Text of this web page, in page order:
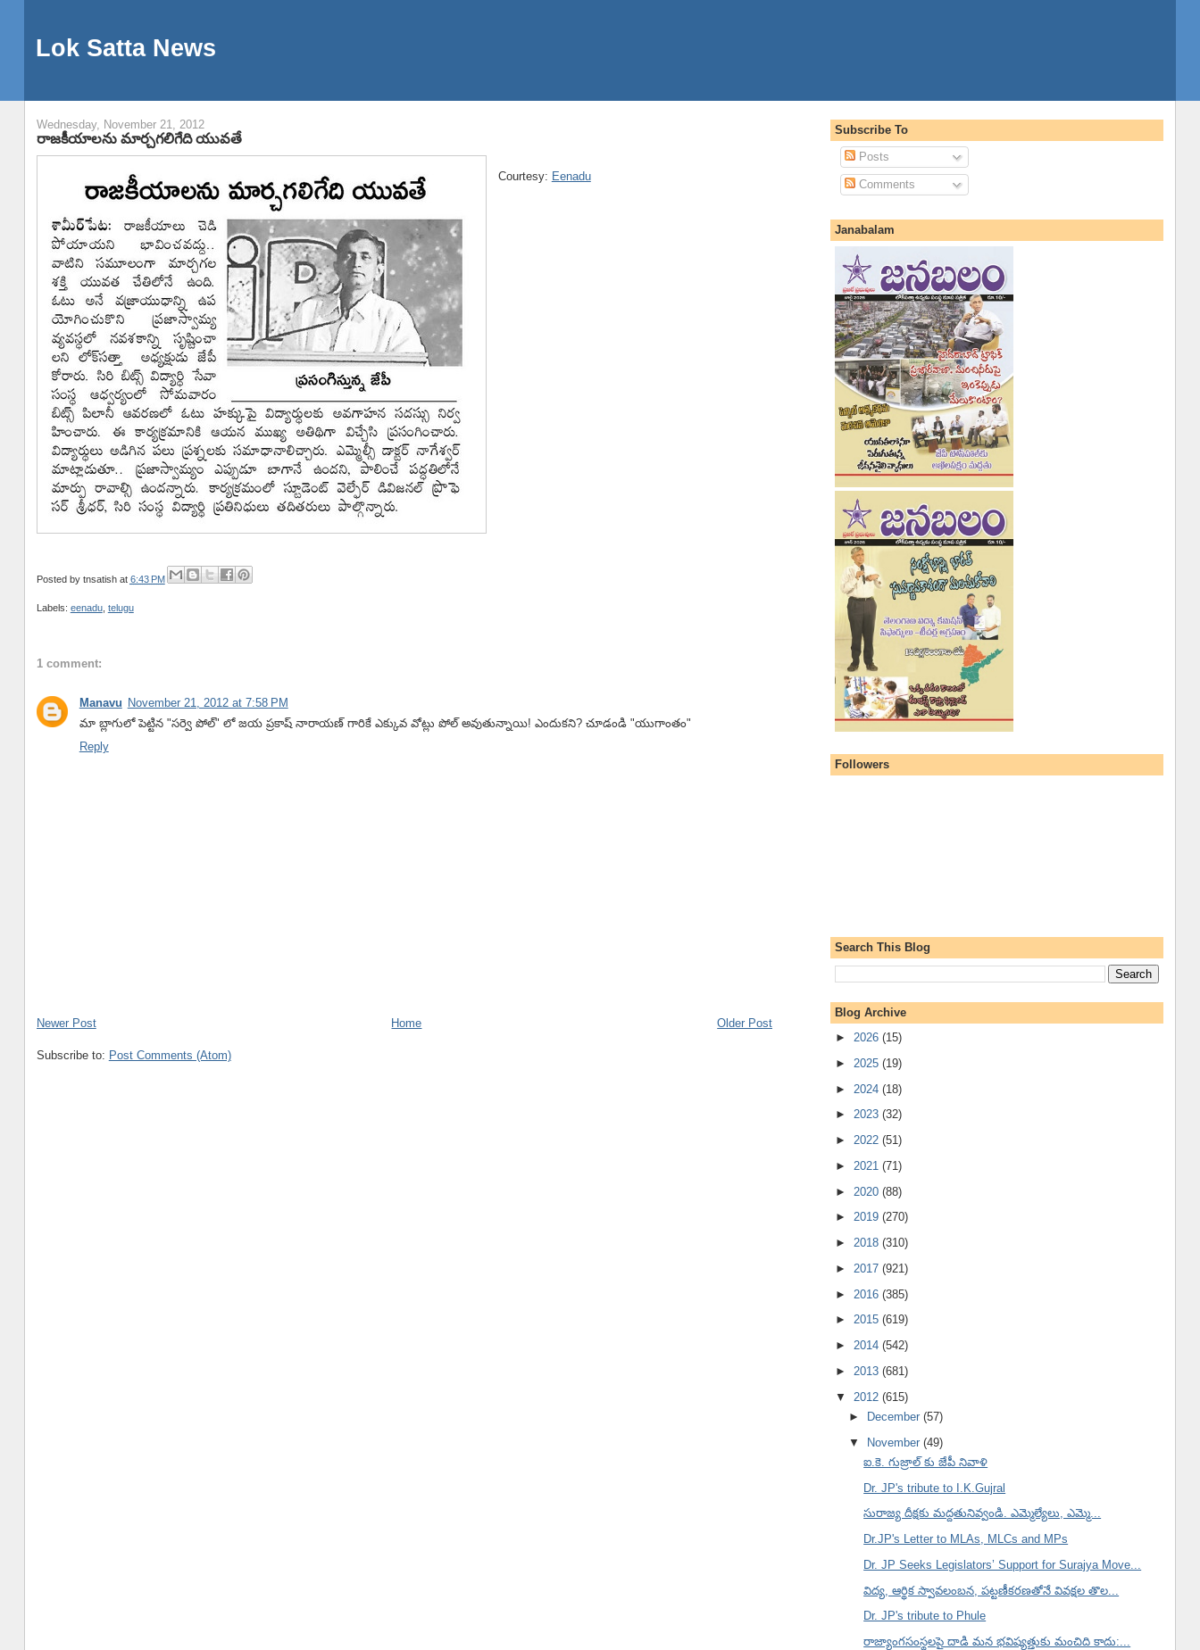
Lok Satta News
Wednesday, November 21, 2012
రాజకీయాలను మార్చగలిగేది యువతే
Courtesy: Eenadu
Posted by tnsatish at 6:43 PM
Labels: eenadu, telugu
1 comment:
Manavu November 21, 2012 at 7:58 PM
మా బ్లాగులో పెట్టిన "సర్వె పోల్" లో జయ ప్రకాష్ నారాయణ్ గారికే ఎక్కువ వోట్లు పోల్ అవుతున్నాయి! ఎందుకని? చూడండి "యుగాంతం"
Reply
Newer Post Older Post
Home
Subscribe to: Post Comments (Atom)
Subscribe To
Posts
Comments
Janabalam
Followers
Search This Blog
Blog Archive
► 2026 (15)
► 2025 (19)
► 2024 (18)
► 2023 (32)
► 2022 (51)
► 2021 (71)
► 2020 (88)
► 2019 (270)
► 2018 (310)
► 2017 (921)
► 2016 (385)
► 2015 (619)
► 2014 (542)
► 2013 (681)
▼ 2012 (615)
►
December(57)
▼ November(49)
ఐ.కె. గుజ్రాల్ కు జేపీ నివాళి
Dr. JP's tribute to I.K.Gujral
సురాజ్య దీక్షకు మద్దతునివ్వండి. ఎమ్మెల్యేలు, ఎమ్మె...
Dr.JP's Letter to MLAs, MLCs and MPs
Dr. JP Seeks Legislators’ Support for Surajya Move...
విద్య, ఆర్థిక స్వావలంబన, పట్టణీకరణతోనే వివక్షల తొల...
Dr. JP's tribute to Phule
రాజ్యాంగసంస్థలపై దాడి మన భవిష్యత్తుకు మంచిది కాదు:...